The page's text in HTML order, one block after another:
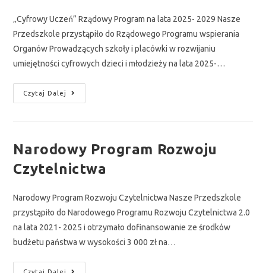
„Cyfrowy Uczeń” Rządowy Program na lata 2025- 2029 Nasze
Przedszkole przystąpiło do Rządowego Programu wspierania
Organów Prowadzących szkoły i placówki w rozwijaniu
umiejętności cyfrowych dzieci i młodzieży na lata 2025-…
Czytaj Dalej
Narodowy Program Rozwoju
Czytelnictwa
Narodowy Program Rozwoju Czytelnictwa Nasze Przedszkole
przystąpiło do Narodowego Programu Rozwoju Czytelnictwa 2.0
na lata 2021- 2025 i otrzymało dofinansowanie ze środków
budżetu państwa w wysokości 3 000 zł na…